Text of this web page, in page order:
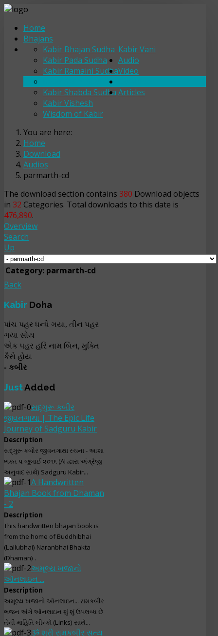
Home
Bhajans
Kabir Vani
Kabir Bhajan Sudha
Kabir Pada Sudha
Kabir Ramaini Sudha
Kabir Shabda Sudha
Kabir Vishesh
Wisdom of Kabir
Audio
Video
Articles
You are here:
Home
Download
Audios
parmarth-cd
The download section contains 380 Download objects
in 32 Categories. Total downloads to this date is
476,890.
Overview
Search
Up
Category: parmarth-cd
Back
Kabir Doha
પાંચ પહર ધન્ધે ગયા, તીન પહર
ગયા સોય
એક પહર હરિ નામ બિન, મુક્તિ
કૈસે હોય.
- કબીર
JustAdded
સદ્‌ગુરૂ કબીર
જીવનગાથા | The Epic Life
Journey of Sadguru Kabir
Description
સદ્‌ગુરૂ કબીર જીવનગાથા રચના - આશા
ભક્ત ૫ જુલાઈ ૨૦૧૬ (AI દ્વારા અંગ્રેજી
અનુવાદ સાથે) Sadguru Kabir...
A Handwritten
Bhajan Book from Dhaman
- 2
Description
This handwritten bhajan book is
from the home of Buddhibhai
(Lallubhai) Naranbhai Bhakta
(Dhaman) .
અમૂલ્ય ખજાનો
ઑનલાઇન ...
Description
અમૂલ્ય ખજાનો ઑનલાઇન... રામકબીર
ભજન અંગે ઑનલાઇન શું શું ઉપલબ્ધ છે
તેની માહિતિ લીન્કો (Links) સાથે...
ૐ શ્રી રામકબીર સત્ય